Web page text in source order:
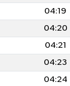
04:19
04:20
04:21
04:23
04:24